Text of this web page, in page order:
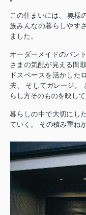
この住まいには、 奥様
族みんなの暮らしやす
ました。
オーダーメイドのパン
さまの気配が見える間
ドスペースを活かした
夫、 そしてガレージ。
らし方そのものを映し
暮らしの中で大切にし
ていく。 その積み重ね